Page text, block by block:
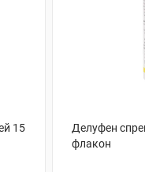
15
Делуфен
флакон